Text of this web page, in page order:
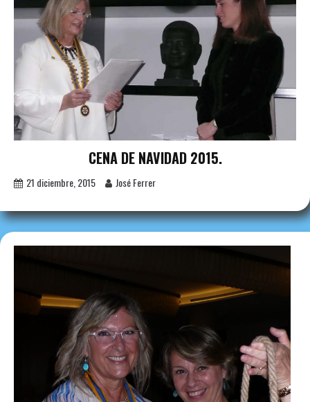
CENA DE NAVIDAD 2015.
21 diciembre, 2015 José Ferrer